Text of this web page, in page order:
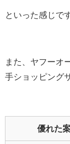
といった感じで
また、ヤフーオ
手ショッピング
優れた